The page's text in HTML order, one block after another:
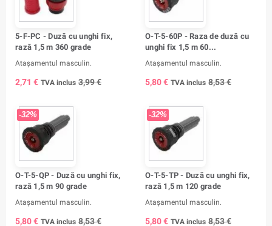
5-F-PC - Duză cu unghi fix,
rază 1,5 m 360 grade
Atașamentul masculin.
2,71 € TVA inclus 3,99 €
O-T-5-60P - Raza de duză cu
unghi fix 1,5 m 60...
Atașamentul masculin.
5,80 € TVA inclus 8,53 €
-32%
O-T-5-QP - Duză cu unghi fix,
rază 1,5 m 90 grade
Atașamentul masculin.
5,80 € TVA inclus 8,53 €
-32%
O-T-5-TP - Duză cu unghi fix,
rază 1,5 m 120 grade
Atașamentul masculin.
5,80 € TVA inclus 8,53 €